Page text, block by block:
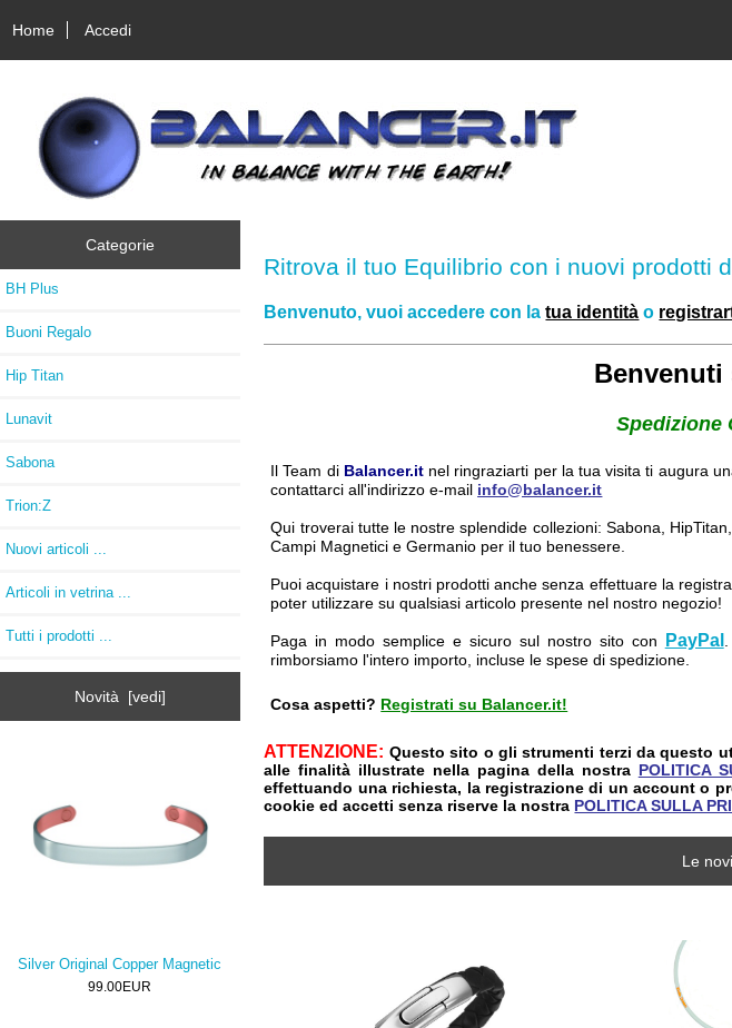
Home Accedi
Categorie
BH Plus
Buoni Regalo
Hip Titan
Lunavit
Sabona
Trion:Z
Nuovi articoli ...
Articoli in vetrina ...
Tutti i prodotti ...
Novità [vedi]
Silver Original Copper Magnetic
99.00EUR
Ritrova il tuo Equilibrio con i nuovi prodotti
Benvenuto, vuoi accedere con latua identità o
Benvenuti
Spedizione
Il Team di Balancer.itnel ringraziarti per la tua visita ti augura
contattarci all'indirizzo e-mail info@balancer.it
Qui troverai tutte le nostre splendide collezioni: Sabona,
Campi Magnetici e Germanio per il tuo benessere.
Puoi acquistare i nostri prodotti anche senza effettuare la
poter utilizzare su qualsiasi articolo presente nel nostro negozio!
Paga in modo semplice e sicuro sul nostro sito con PayPal
rimborsiamo l'intero importo, incluse le spese di spedizione.
Cosa aspetti? Registrati su Balancer.it!
ATTENZIONE: Questo sito o gli strumenti terzi da questo
alle finalità illustrate nella pagina della nostra POLITICA
effettuando una richiesta, la registrazione di un account o
cookie ed accetti senza riserve la nostra POLITICA SULLA
Le